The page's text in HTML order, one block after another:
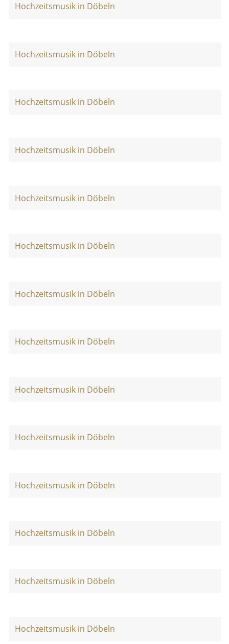
Hochzeitsmusik in Döbeln
Hochzeitsmusik in Döbeln
Hochzeitsmusik in Döbeln
Hochzeitsmusik in Döbeln
Hochzeitsmusik in Döbeln
Hochzeitsmusik in Döbeln
Hochzeitsmusik in Döbeln
Hochzeitsmusik in Döbeln
Hochzeitsmusik in Döbeln
Hochzeitsmusik in Döbeln
Hochzeitsmusik in Döbeln
Hochzeitsmusik in Döbeln
Hochzeitsmusik in Döbeln
Hochzeitsmusik in Döbeln